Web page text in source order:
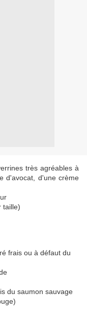
très agréables à
d'avocat, d'une crème
taille)
frais ou à défaut du
du saumon sauvage